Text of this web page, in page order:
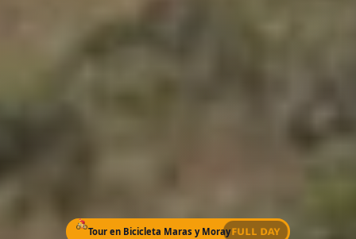
Tour en Bicicleta Maras y Moray FULL DAY